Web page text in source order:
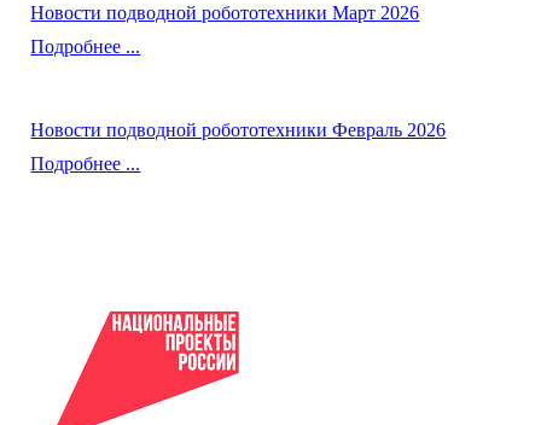
Новости подводной робототехники Март 2026
Подробнее ...
Новости подводной робототехники Февраль 2026
Подробнее ...